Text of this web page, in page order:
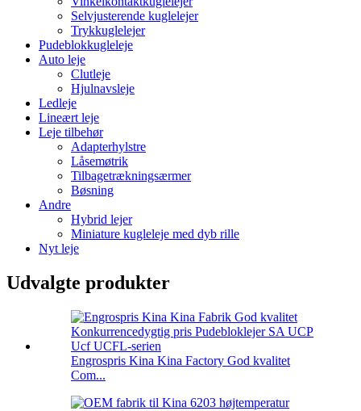
Selvjusterende kuglelejer
Trykkuglelejer
Pudeblokkugleleje
Auto leje
Clutleje
Hjulnavsleje
Ledleje
Lineært leje
Leje tilbehør
Adapterhylstre
Låsemøtrik
Tilbagetrækningsærmer
Bøsning
Andre
Hybrid lejer
Miniature kugleleje med dyb rille
Nyt leje
Udvalgte produkter
Engrospris Kina Kina Factory God kvalitet
Com...